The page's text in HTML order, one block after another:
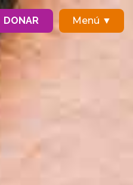
DONAR Menú ▼